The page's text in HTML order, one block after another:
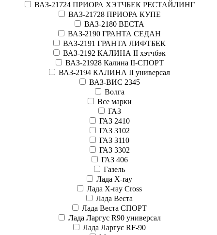
ВАЗ-21724 ПРИОРА ХЭТЧБЕК РЕСТАЙЛИНГ
ВАЗ-21728 ПРИОРА КУПЕ
ВАЗ-2180 ВЕСТА
ВАЗ-2190 ГРАНТА СЕДАН
ВАЗ-2191 ГРАНТА ЛИФТБЕК
ВАЗ-2192 КАЛИНА II хэтчбэк
ВАЗ-21928 Калина II-СПОРТ
ВАЗ-2194 КАЛИНА II универсал
ВАЗ-ВИС 2345
Волга
Все марки
ГАЗ
ГАЗ 2410
ГАЗ 3102
ГАЗ 3110
ГАЗ 3302
ГАЗ 406
Газель
Лада X-ray
Лада X-ray Cross
Лада Веста
Лада Веста СПОРТ
Лада Ларгус R90 универсал
Лада Ларгус RF-90